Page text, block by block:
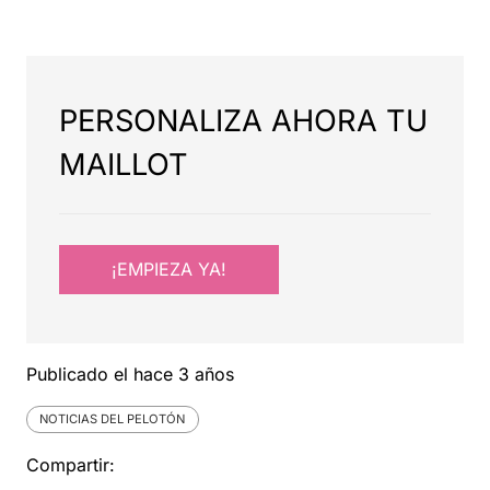
PERSONALIZA AHORA TU
MAILLOT
¡EMPIEZA YA!
Publicado el hace 3 años
NOTICIAS DEL PELOTÓN
Compartir: